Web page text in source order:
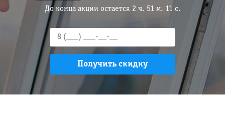
До конца акции остается 2 ч. 51 м. 10 с.